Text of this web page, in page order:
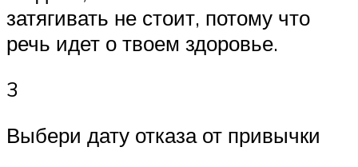
затягивать не стоит, потому что
речь идет о твоем здоровье.
3
Выбери дату отказа от привычки